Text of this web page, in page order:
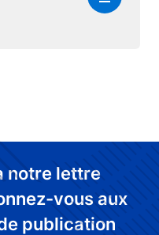
notre lettre
vous aux
publication